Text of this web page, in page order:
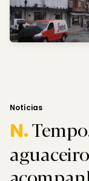
Notícias
N.